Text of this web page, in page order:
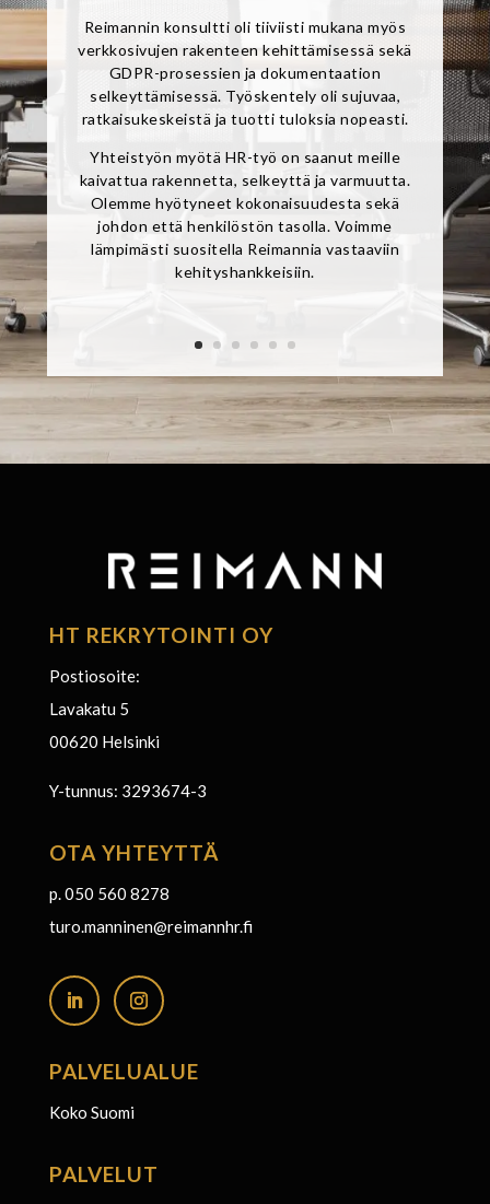
Reimannin konsultti oli tiiviisti mukana myös
verkkosivujen rakenteen kehittämisessä sekä
GDPR-prosessien ja dokumentaation
selkeyttämisessä. Työskentely oli sujuvaa,
ratkaisukeskeistä ja tuotti tuloksia nopeasti.
Yhteistyön myötä HR-työ on saanut meille
kaivattua rakennetta, selkeyttä ja varmuutta.
Olemme hyötyneet kokonaisuudesta sekä
johdon että henkilöstön tasolla. Voimme
lämpimästi suositella Reimannia vastaaviin
kehityshankkeisiin.
HT REKRYTOINTI OY
Postiosoite:
Lavakatu 5
00620 Helsinki
Y-tunnus: 3293674-3
OTA YHTEYTTÄ
p. 050 560 8278
turo.manninen@reimannhr.fi
PALVELUALUE
Koko Suomi
PALVELUT